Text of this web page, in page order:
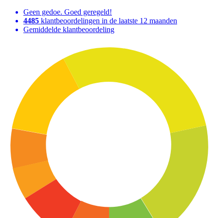
Geen gedoe. Goed geregeld!
4485 klantbeoordelingen in de laatste 12 maanden
Gemiddelde klantbeoordeling